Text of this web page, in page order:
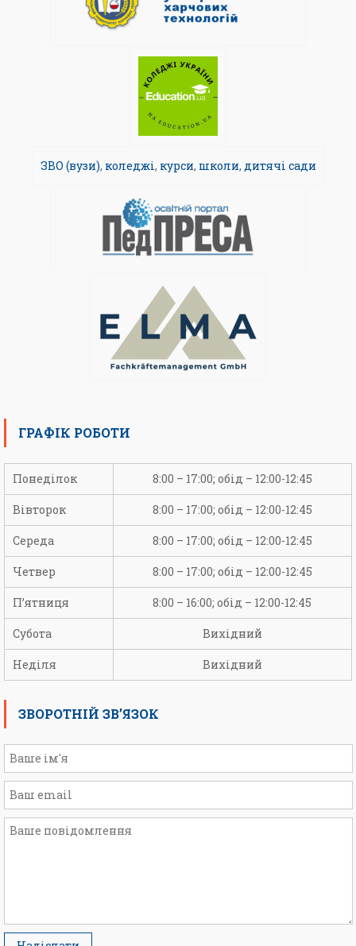
ЗВО (вузи), коледжі, курси, школи, дитячі сади
ГРАФІК РОБОТИ
Понеділок 8:00 – 17:00; обід – 12:00-12:45
Вівторок 8:00 – 17:00; обід – 12:00-12:45
Середа 8:00 – 17:00; обід – 12:00-12:45
Четвер 8:00 – 17:00; обід – 12:00-12:45
П’ятниця 8:00 – 16:00; обід – 12:00-12:45
Субота Вихідний
Неділя Вихідний
ЗВОРОТНІЙ ЗВ’ЯЗОК